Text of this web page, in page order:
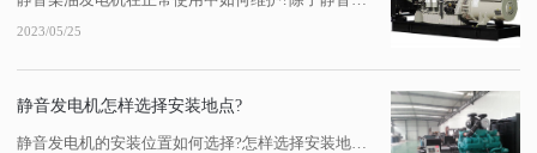
2023/05/25
静音发电机怎样选择安装地点?